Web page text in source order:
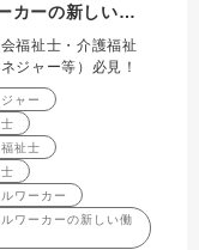
カーの新しい働
ド Vol.12 独
の成長戦略：現
を、社会を動か
福祉士・介護福祉
ジャー等）必見！
ャー
祉士
ワーカー
ワーカーの新しい働